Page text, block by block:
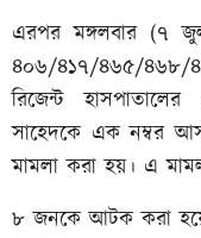
এরপর মঙ্গলবার (৭
৪০৬/৪১৭/৪৬৫/৪৬৮/
রিজেন্ট
সাহেদকে এক নম্বর
মামলা করা হয়। এ
৮ জনকে আটক করা